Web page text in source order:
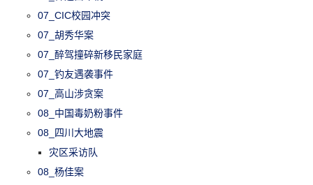
07_CIC校园冲突
07_胡秀华案
07_醉驾撞碎新移民家庭
07_钓友遇袭事件
07_高山涉贪案
08_中国毒奶粉事件
08_四川大地震
灾区采访队
08_杨佳案